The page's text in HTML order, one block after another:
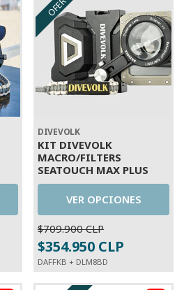
DIVEVOLK
KIT DIVEVOLK
MACRO/FILTERS
SEATOUCH MAX PLUS
VER OPCIONES
$709.900 CLP
$354.950 CLP
DAFFKB + DLM8BD